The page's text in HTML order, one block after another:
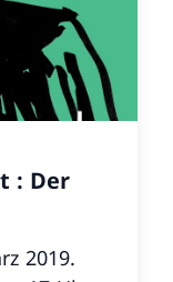
: Der
2019.